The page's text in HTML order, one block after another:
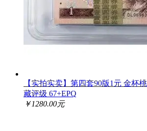
【实拍实卖】第四套90版1元 金杯
藏评级 67+EPQ
￥1280.00元